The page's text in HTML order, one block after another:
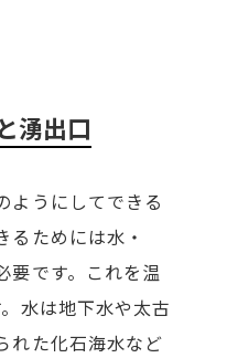
湧出口
ようにしてできる
るためには水・
要です。これを温
水は地下水や太古
れた化石海水など